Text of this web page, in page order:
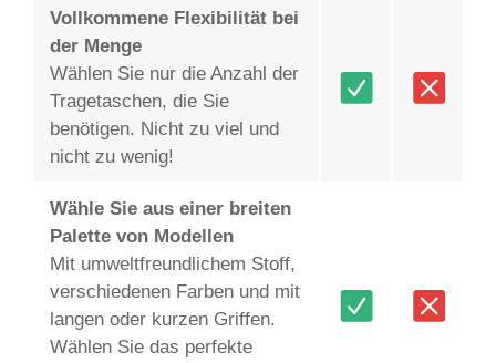
Vollkommene Flexibilität bei
der Menge
Wählen Sie nur die Anzahl der
Tragetaschen, die Sie
benötigen. Nicht zu viel und
nicht zu wenig!
Wähle Sie aus einer breiten
Palette von Modellen
Mit umweltfreundlichem Stoff,
verschiedenen Farben und mit
langen oder kurzen Griffen.
Wählen Sie das perfekte